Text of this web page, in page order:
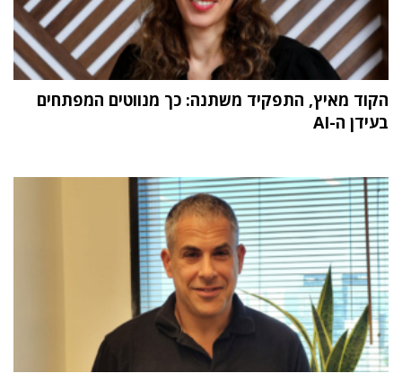
הקוד מאיץ, התפקיד משתנה: כך מנווטים המפתחים
בעידן ה-AI